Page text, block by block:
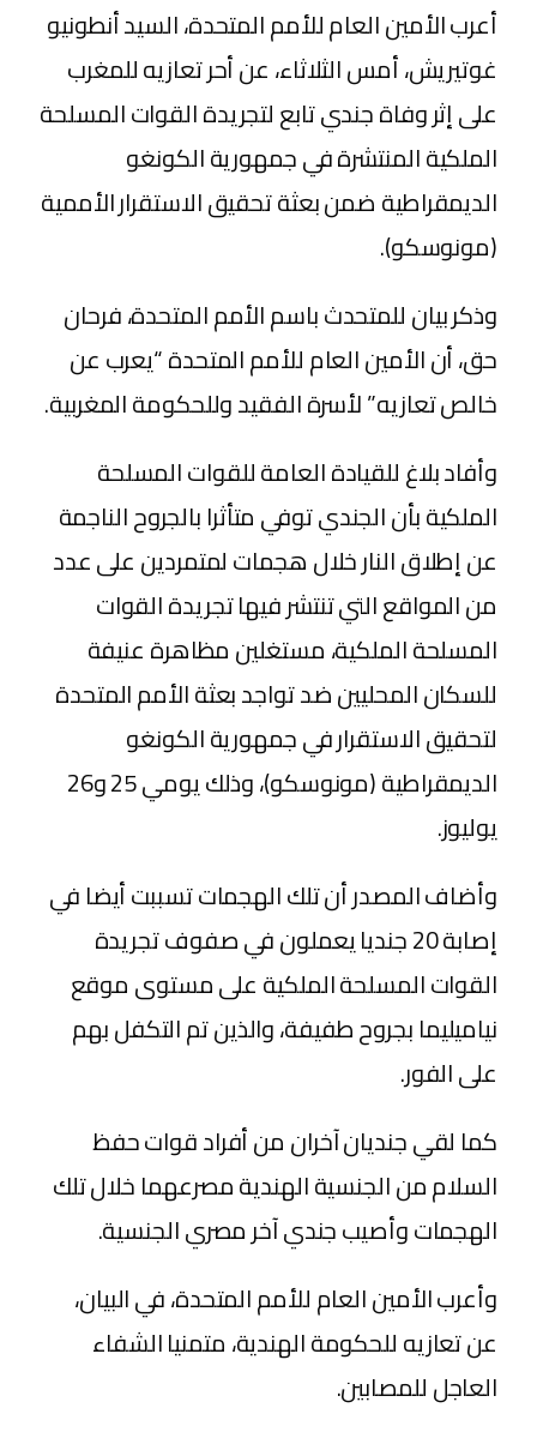
أعرب الأمين العام للأمم المتحدة، السيد أنطونيو
غوتيريش، أمس الثلاثاء، عن أحر تعازيه للمغرب
على إثر وفاة جندي تابع لتجريدة القوات المسلحة
الملكية المنتشرة في جمهورية الكونغو
الديمقراطية ضمن بعثة تحقيق الاستقرار الأممية
(مونوسكو).
وذكر بيان للمتحدث باسم الأمم المتحدة، فرحان
حق، أن الأمين العام للأمم المتحدة “يعرب عن
خالص تعازيه” لأسرة الفقيد وللحكومة المغربية.
وأفاد بلاغ للقيادة العامة للقوات المسلحة
الملكية بأن الجندي توفي متأثرا بالجروح الناجمة
عن إطلاق النار خلال هجمات لمتمردين على عدد
من المواقع التي تنتشر فيها تجريدة القوات
المسلحة الملكية، مستغلين مظاهرة عنيفة
للسكان المحليين ضد تواجد بعثة الأمم المتحدة
لتحقيق الاستقرار في جمهورية الكونغو
الديمقراطية (مونوسكو)، وذلك يومي 25 و26
يوليوز.
وأضاف المصدر أن تلك الهجمات تسببت أيضا في
إصابة 20 جنديا يعملون في صفوف تجريدة
القوات المسلحة الملكية على مستوى موقع
نياميليما بجروح طفيفة، والذين تم التكفل بهم
على الفور.
كما لقي جنديان آخران من أفراد قوات حفظ
السلام من الجنسية الهندية مصرعهما خلال تلك
الهجمات وأصيب جندي آخر مصري الجنسية.
وأعرب الأمين العام للأمم المتحدة، في البيان،
عن تعازيه للحكومة الهندية، متمنيا الشفاء
العاجل للمصابين.